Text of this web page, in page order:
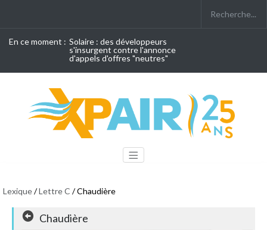
En ce moment : Solaire : des développeurs
s'insurgent contre l'annonce
d'appels d'offres "neutres"
Lexique/Lettre C / Chaudière
Chaudière